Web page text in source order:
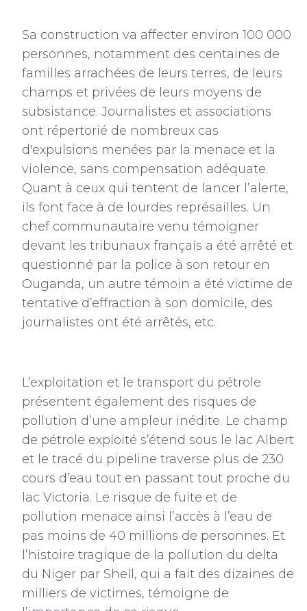
Sa construction va affecter environ 100 000
personnes, notamment des centaines de
familles arrachées de leurs terres, de leurs
champs et privées de leurs moyens de
subsistance. Journalistes et associations
ont répertorié de nombreux cas
d'expulsions menées par la menace et la
violence, sans compensation adéquate.
Quant à ceux qui tentent de lancer l’alerte,
ils font face à de lourdes représailles. Un
chef communautaire venu témoigner
devant les tribunaux français a été arrêté et
questionné par la police à son retour en
Ouganda, un autre témoin a été victime de
tentative d’effraction à son domicile, des
journalistes ont été arrêtés, etc.
L’exploitation et le transport du pétrole
présentent également des risques de
pollution d’une ampleur inédite. Le champ
de pétrole exploité s’étend sous le lac Albert
et le tracé du pipeline traverse plus de 230
cours d’eau tout en passant tout proche du
lac Victoria. Le risque de fuite et de
pollution menace ainsi l’accès à l’eau de
pas moins de 40 millions de personnes. Et
l’histoire tragique de la pollution du delta
du Niger par Shell, qui a fait des dizaines de
milliers de victimes, témoigne de